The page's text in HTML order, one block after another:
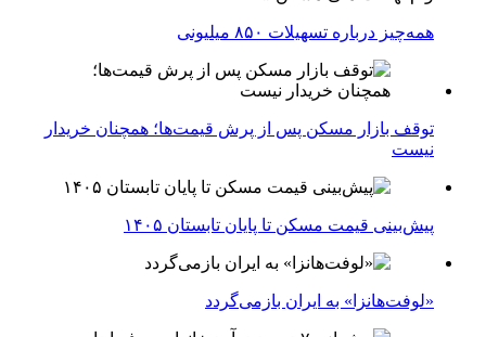
همه‌چیز درباره تسهیلات ۸۵۰ میلیونی
توقف بازار مسکن پس از پرش قیمت‌ها؛ همچنان خریدار
نیست
پیش‌بینی قیمت مسکن تا پایان تابستان ۱۴۰۵
«لوفت‌هانزا» به ایران بازمی‌گردد